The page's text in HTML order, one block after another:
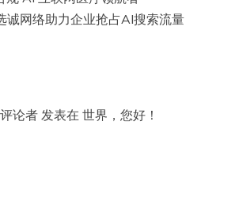
诚网络助力企业抢占AI搜索流量
论者 发表在 世界，您好！